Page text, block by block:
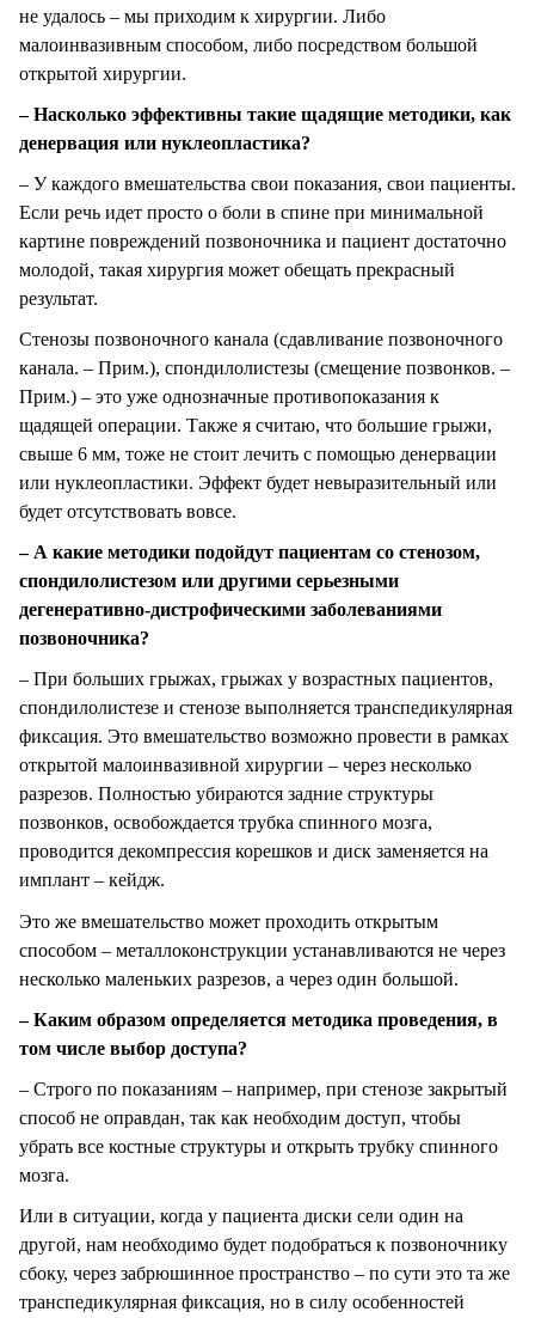
не удалось – мы приходим к хирургии. Либо
малоинвазивным способом, либо посредством большой
открытой хирургии.
– Насколько эффективны такие щадящие методики, как
денервация или нуклеопластика?
– У каждого вмешательства свои показания, свои пациенты.
Если речь идет просто о боли в спине при минимальной
картине повреждений позвоночника и пациент достаточно
молодой, такая хирургия может обещать прекрасный
результат.
Стенозы позвоночного канала (сдавливание позвоночного
канала. – Прим.), спондилолистезы (смещение позвонков. –
Прим.) – это уже однозначные противопоказания к
щадящей операции. Также я считаю, что большие грыжи,
свыше 6 мм, тоже не стоит лечить с помощью денервации
или нуклеопластики. Эффект будет невыразительный или
будет отсутствовать вовсе.
– А какие методики подойдут пациентам со стенозом,
спондилолистезом или другими серьезными
дегенеративно-дистрофическими заболеваниями
позвоночника?
– При больших грыжах, грыжах у возрастных пациентов,
спондилолистезе и стенозе выполняется транспедикулярная
фиксация. Это вмешательство возможно провести в рамках
открытой малоинвазивной хирургии – через несколько
разрезов. Полностью убираются задние структуры
позвонков, освобождается трубка спинного мозга,
проводится декомпрессия корешков и диск заменяется на
имплант – кейдж.
Это же вмешательство может проходить открытым
способом – металлоконструкции устанавливаются не через
несколько маленьких разрезов, а через один большой.
– Каким образом определяется методика проведения, в
том числе выбор доступа?
– Строго по показаниям – например, при стенозе закрытый
способ не оправдан, так как необходим доступ, чтобы
убрать все костные структуры и открыть трубку спинного
мозга.
Или в ситуации, когда у пациента диски сели один на
другой, нам необходимо будет подобраться к позвоночнику
сбоку, через забрюшинное пространство – по сути это та же
транспедикулярная фиксация, но в силу особенностей